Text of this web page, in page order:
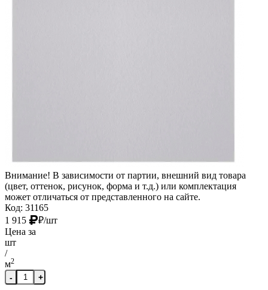
Внимание! В зависимости от партии, внешний вид товара
(цвет, оттенок, рисунок, форма и т.д.) или комплектация
может отличаться от представленного на сайте.
Код: 31165
1 915
₽/шт
Цена за
шт
/
м2
- +